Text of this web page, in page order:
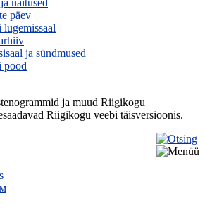
päev
lugemissaal
ja sündmused
pood
ja muud Riigikogu
Riigikogu veebi täisversioonis.